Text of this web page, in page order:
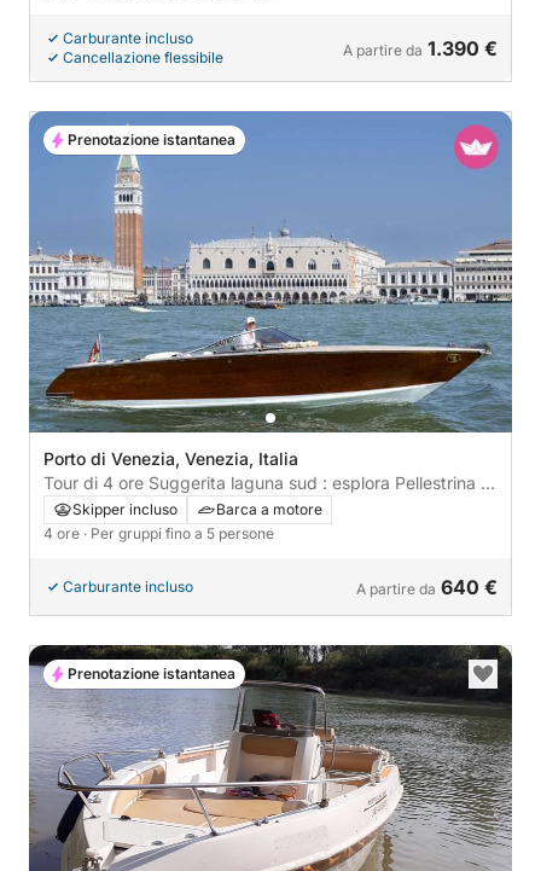
Carburante incluso
Cancellazione flessibile
A partire da 1.390 €
Porto di Venezia, Venezia, Italia
Tour di 4 ore Suggerita laguna sud : esplora Pellestrina e
Chioggia in barca
Skipper incluso
Barca a motore
4 ore · Per gruppi fino a 5 persone
Carburante incluso A partire da 640 €
Prenotazione istantanea
Prenotazione istantanea